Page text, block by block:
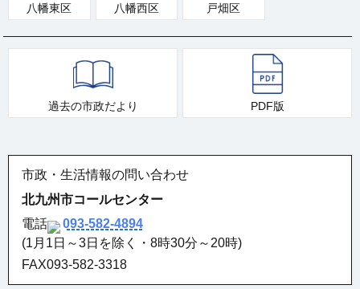
八幡東区 八幡西区 戸畑区
過去の市政だより PDF版
市政・生活情報の問い合わせ
北九州市コールセンター
電話
093-582-4894
(1月1日～3日を除く・8時30分～20時)
FAX093-582-3318